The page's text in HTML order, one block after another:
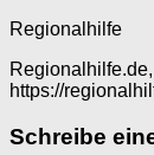
Regionalhilfe
https://
Schreibe